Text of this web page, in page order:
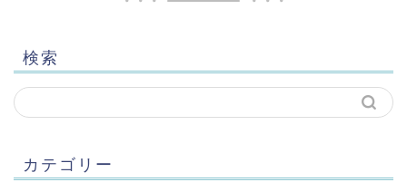
検索
カテゴリー